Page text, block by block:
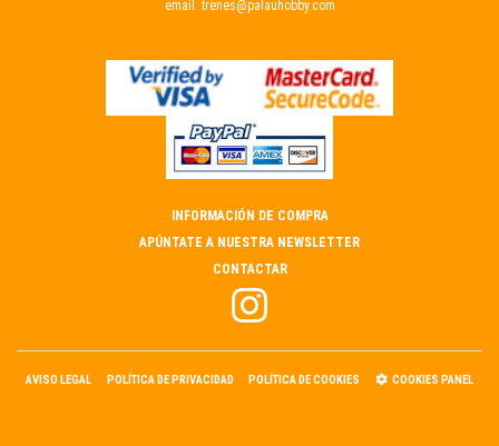
email: trenes@palauhobby.com
INFORMACIÓN DE COMPRA
APÚNTATE A NUESTRA NEWSLETTER
CONTACTAR
AVISO LEGAL POLÍTICA DE PRIVACIDAD POLÍTICA DE COOKIES COOKIES PANEL